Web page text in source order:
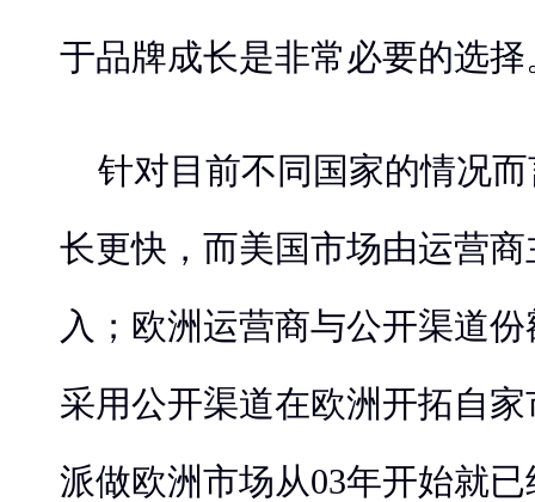
于品牌成长是非常必要的选择
针对目前不同国家的情况
长更快，而美国市场由运营
入；欧洲运营商与公开渠道
采用公开渠道在欧洲开拓自
派做欧洲市场从03年开始就